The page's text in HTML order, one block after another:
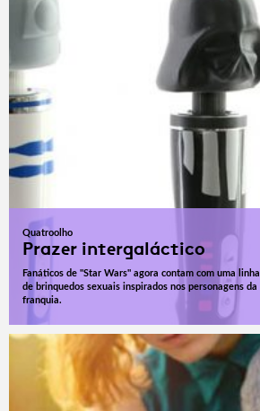
Quatroolho
Prazer intergaláctico
Fanáticos de "Star Wars" agora contam com uma linha
de brinquedos sexuais inspirados nos personagens da
franquia.